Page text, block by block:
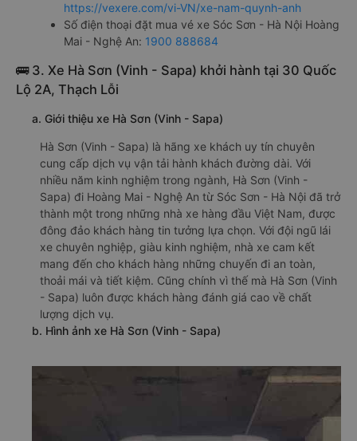
https://vexere.com/vi-VN/xe-nam-quynh-anh
Số điện thoại đặt mua vé xe Sóc Sơn - Hà Nội Hoàng
Mai - Nghệ An: 1900 888684
🚌 3. Xe Hà Sơn (Vinh - Sapa) khởi hành tại 30 Quốc
Lộ 2A, Thạch Lỗi
a. Giới thiệu xe Hà Sơn (Vinh - Sapa)
Hà Sơn (Vinh - Sapa) là hãng xe khách uy tín chuyên
cung cấp dịch vụ vận tải hành khách đường dài. Với
nhiều năm kinh nghiệm trong ngành, Hà Sơn (Vinh -
Sapa) đi Hoàng Mai - Nghệ An từ Sóc Sơn - Hà Nội đã trở
thành một trong những nhà xe hàng đầu Việt Nam, được
đông đảo khách hàng tin tưởng lựa chọn. Với đội ngũ lái
xe chuyên nghiệp, giàu kinh nghiệm, nhà xe cam kết
mang đến cho khách hàng những chuyến đi an toàn,
thoải mái và tiết kiệm. Cũng chính vì thế mà Hà Sơn (Vinh
- Sapa) luôn được khách hàng đánh giá cao về chất
lượng dịch vụ.
b. Hình ảnh xe Hà Sơn (Vinh - Sapa)